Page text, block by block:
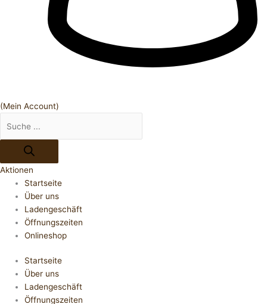
(Mein Account)
Aktionen
Startseite
Über uns
Ladengeschäft
Öffnungszeiten
Onlineshop
Startseite
Über uns
Ladengeschäft
Öffnungszeiten